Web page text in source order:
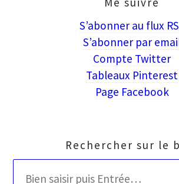
S’abonner au flux
S’abonner par
Compte Twitter
Tableaux Pinterest
Page Facebook
Rechercher sur le